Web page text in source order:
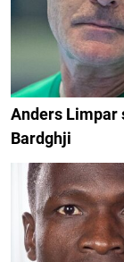
Anders Limpar
Bardghji